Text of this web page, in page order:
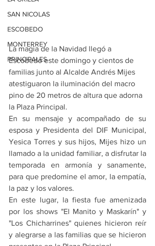
SAN NICOLAS
ESCOBEDO
MONTERREY
PRINCIPALES
La magia de la Navidad llegó a
Escobedo este domingo y cientos de
familias junto al Alcalde Andrés Mijes
atestiguaron la iluminación del macro
pino de 20 metros de altura que adorna
la Plaza Principal.
En su mensaje y acompañado de su
esposa y Presidenta del DIF Municipal,
Yesica Torres y sus hijos, Mijes hizo un
llamado a la unidad familiar, a disfrutar la
temporada en armonía y sanamente,
para que predomine el amor, la empatía,
la paz y los valores.
En este lugar, la fiesta fue amenizada
por los shows "El Manito y Maskarín" y
"Los Chicharrines" quienes hicieron reír
y alegrarse a las familias que se hicieron